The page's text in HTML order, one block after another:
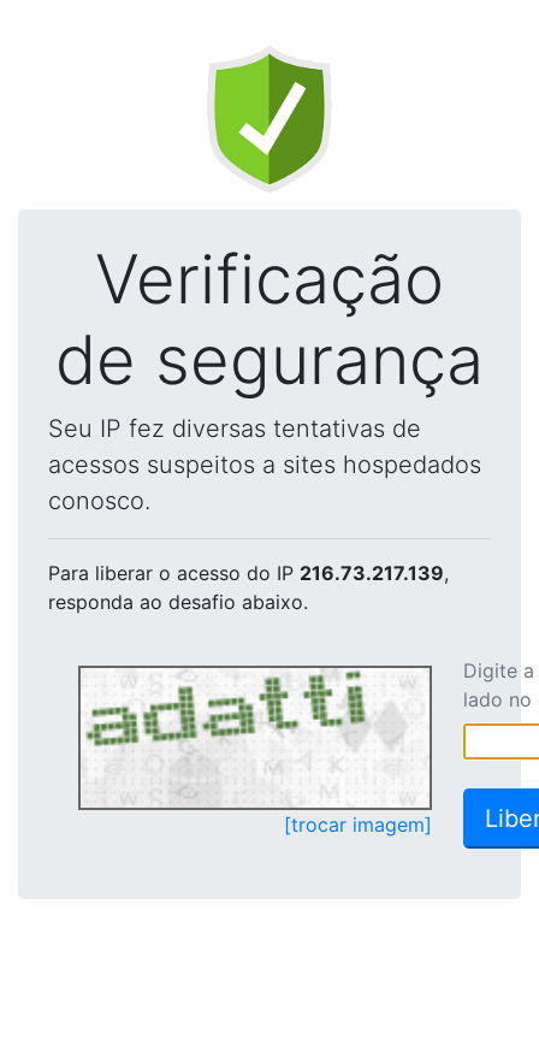
Verificação
de segurança
Seu IP fez diversas tentativas de
acessos suspeitos a sites hospedados
conosco.
Para liberar o acesso do IP 216.73.217.139,
responda ao desafio abaixo.
[trocar imagem]
Digite
lado no